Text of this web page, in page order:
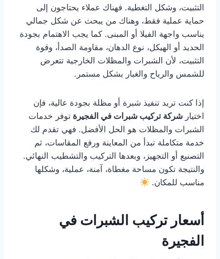
التثبيت، وشكل التغطية. فهناك عملاء يحتاجون إلى
حماية عملية فقط، وهناك من يبحث عن شكل جمالي
يناسب واجهة الفيلا أو المبنى. كما يجب الاهتمام بجودة
الحديد أو الهيكل، نوع الدهان، مقاومة الصدأ، وقوة
التثبيت، لأن الشبرات والمظلات الخارجية تتعرض
للشمس والرياح والغبار بشكل مستمر.
إذا كنت تريد تنفيذ شبرة أو مظلة بجودة عالية، فإن
اختيار شركة تركيب شبرات في الفجيرة توفر خدمات
الشبرات والمظلات هو الحل الأفضل. فهي تقدم لك
خدمة متكاملة تبدأ من المعاينة ورفع المقاسات، ثم
التصنيع أو التجهيز، وبعدها التركيب والتشطيب النهائي.
والنتيجة تكون مساحة مغطاة، آمنة، عملية، وشكلها
مناسب للمكان.
أسعار تركيب الشبرات في
الفجيرة